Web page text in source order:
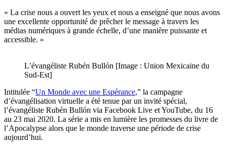
« La crise nous a ouvert les yeux et nous a enseigné que nous avons
une excellente opportunité de prêcher le message à travers les
médias numériques à grande échelle, d’une manière puissante et
accessible. »
L’évangéliste Rubén Bullón [Image : Union Mexicaine du
Sud-Est]
Intitulée “Un Monde avec une Espérance,” la campagne
d’évangélisation virtuelle a été tenue par un invité spécial,
l’évangéliste Rubén Bullón via Facebook Live et YouTube, du 16
au 23 mai 2020. La série a mis en lumière les promesses du livre de
l’Apocalypse alors que le monde traverse une période de crise
aujourd’hui.